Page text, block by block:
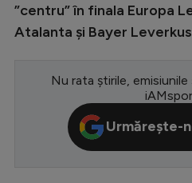
Europa League
Conference
CM 2026
”centru” în finala Europa
Atalanta și Bayer
Nu rata știrile, emisiunile
Urmărește-